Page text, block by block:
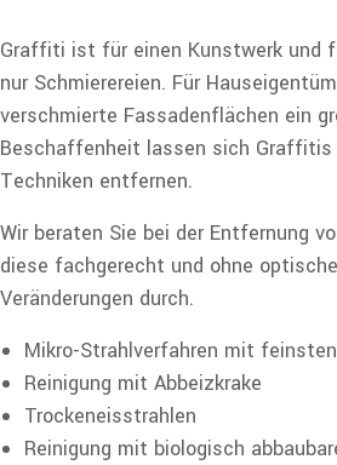
Graffiti ist für einen Kunstwerk und
nur Schmierereien. Für
verschmierte Fassadenflächen ein
Beschaffenheit lassen sich
Techniken entfernen.
Wir beraten Sie bei der Entfernung
diese fachgerecht und ohne
Veränderungen durch.
Mikro-Strahlverfahren mit
Reinigung mit Abbeizkrake
Trockeneisstrahlen
Reinigung mit biologisch